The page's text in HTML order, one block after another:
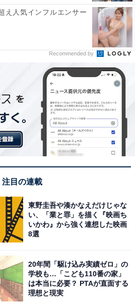
え人気インフルエンサー
Recommended by
注目の連載
東野圭吾や湊かなえだけじゃな
い、「業と罪」を描く『映画ち
いかわ』から強く連想した映画
8選
20年間「駆け込み実績ゼロ」の
学校も…「こども110番の家」
は本当に必要？ PTAが直面する
理想と現実